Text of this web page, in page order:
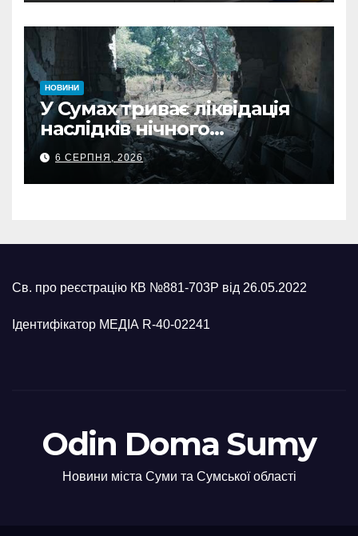
НОВИНИ
У Сумах триває ліквідація
наслідків нічного
масованого удару КАБами
6 СЕРПНЯ, 2026
Св. про реєстрацію КВ №881-703Р від 26.05.2022
Ідентифікатор МЕДІА R-40-02241
Odin Doma Sumy
Новини міста Суми та Сумської області